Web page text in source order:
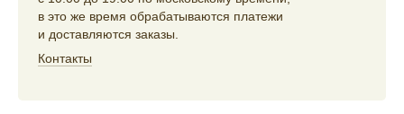
в это же время обрабатываются платежи
и доставляются заказы.
Контакты